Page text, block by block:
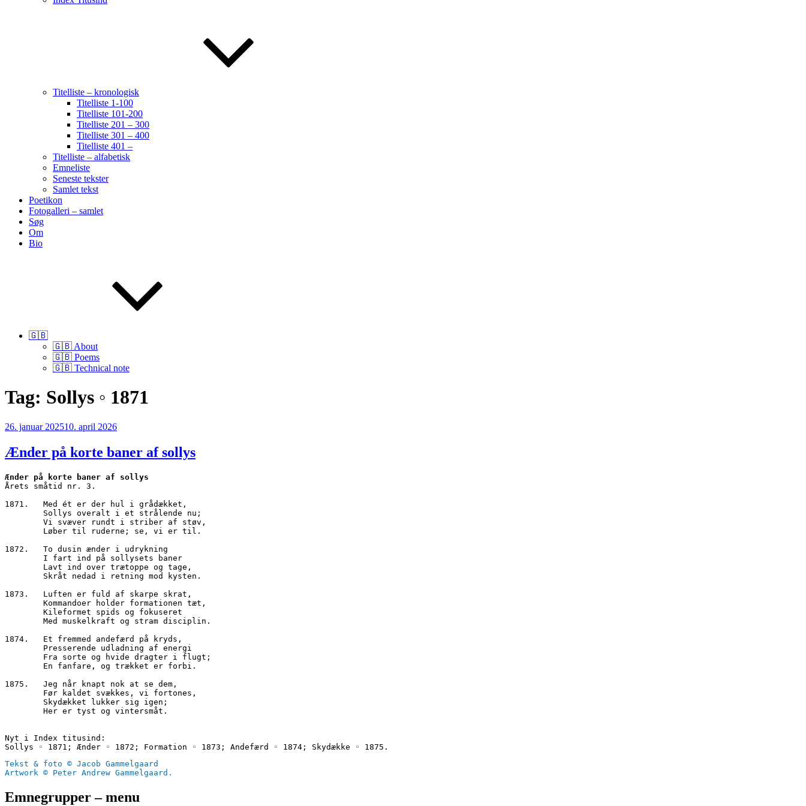
Titelliste – kronologisk
Titelliste 1-100
Titelliste 101-200
Titelliste 201 – 300
Titelliste 301 – 400
Titelliste 401 –
Titelliste – alfabetisk
Emneliste
Seneste tekster
Samlet tekst
Poetikon
Fotogalleri – samlet
Søg
Om
Bio
🇬🇧
🇬🇧 About
🇬🇧 Poems
🇬🇧 Technical note
Tag: Sollys ◦ 1871
Udgivet
26. januar 202510. april 2026
Ænder på korte baner af sollys
Ænder på korte baner af sollys
Årets småtid nr. 3.
1871.	Med ét er der hul i grådækket,
        Sollys overalt i et strålende nu;
        Vi svæver rundt i striber af støv,
        Løber til ruderne; se, vi er til.
1872.	To dusin ænder i udrykning
        I fart ind på sollysets baner
        Lavt ind over trætoppe og tage,
        Skråt nedad i retning mod kysten.
1873.	Luften er fuld af skarpe skrat,
        Kommandoer holder formationen tæt,
        Kileformet spids og fokuseret
        Med muskelkraft og stram disciplin.
1874.	Et fremmed andefærd på kryds,
        Presserende udladning af energi
        Fra sorte og hvide dragter i flugt;
        En fanfare, og trækket er forbi.
1875.	Jeg når knapt nok at se dem,
        Før kaldet svækkes, vi fortones,
        Skydækket lukker sig igen;
        Her er tyst og vintersmåt.
Nyt i Index titusind:
Sollys ◦ 1871; Ænder ◦ 1872; Formation ◦ 1873; Andefærd ◦ 1874; Skydække ◦ 1875.
Tekst & foto © Jacob Gammelgaard
Artwork © Peter Andrew Gammelgaard.
Emnegrupper – menu